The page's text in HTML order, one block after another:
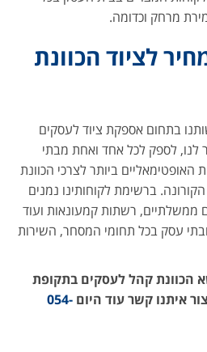
מרחק וכדומה.
לציוד הכוונת
בתחום אספקת ציוד לעסקים
לספק לכל אחד ואחת מבתי
ביותר לצרכי הכוונת
ברשימת לקוחותינו נמנים
ממשלתיים, רשתות קמעונאות ועוד
עסק בכל תחומי המסחר, השירות
הכוונת קהל לעסקים בתקופת
איתנו קשר עוד היום 054-